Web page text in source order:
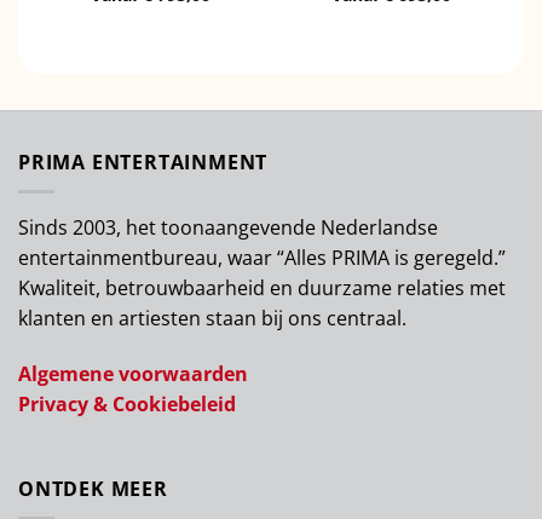
PRIMA ENTERTAINMENT
Sinds 2003, het toonaangevende Nederlandse
entertainmentbureau, waar “Alles PRIMA is geregeld.”
Kwaliteit, betrouwbaarheid en duurzame relaties met
klanten en artiesten staan bij ons centraal.
Algemene voorwaarden
Privacy & Cookiebeleid
ONTDEK MEER